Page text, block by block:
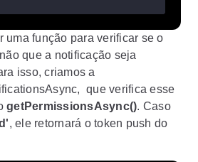
uma função para verificar se o
que a notificação seja
isso, criamos a
, que verifica esse
getPermissionsAsync(). Caso
, ele retornará o token push do